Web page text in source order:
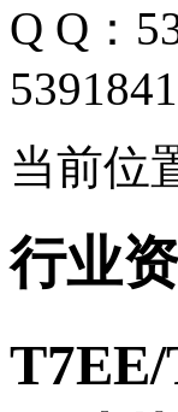
Q Q：
当前位
行业